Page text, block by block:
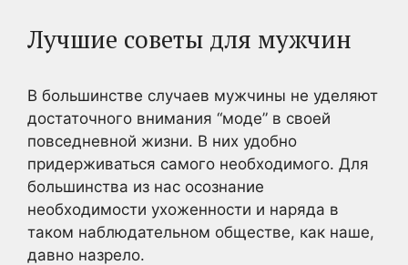
Лучшие советы для мужчин
В большинстве случаев мужчины не уделяют
достаточного внимания “моде” в своей
повседневной жизни. В них удобно
придерживаться самого необходимого. Для
большинства из нас осознание
необходимости ухоженности и наряда в
таком наблюдательном обществе, как наше,
давно назрело.